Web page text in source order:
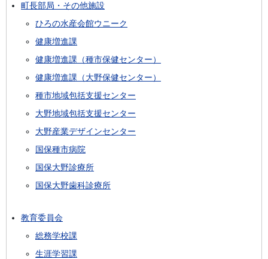
町長部局・その他施設
ひろの水産会館ウニーク
健康増進課
健康増進課（種市保健センター）
健康増進課（大野保健センター）
種市地域包括支援センター
大野地域包括支援センター
大野産業デザインセンター
国保種市病院
国保大野診療所
国保大野歯科診療所
教育委員会
総務学校課
生涯学習課